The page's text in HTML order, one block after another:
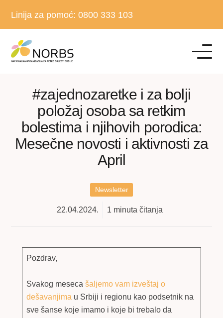
Linija za pomoć: 0800 333 103
#zajednozaretke i za bolji
položaj osoba sa retkim
bolestima i njihovih porodica:
Mesečne novosti i aktivnosti za
April
Newsletter
22.04.2024. 1 minuta čitanja
Pozdrav,
Svakog meseca šaljemo vam izveštaj o
dešavanjima u Srbiji i regionu kao podsetnik na
sve šanse koje imamo i koje bi trebalo da